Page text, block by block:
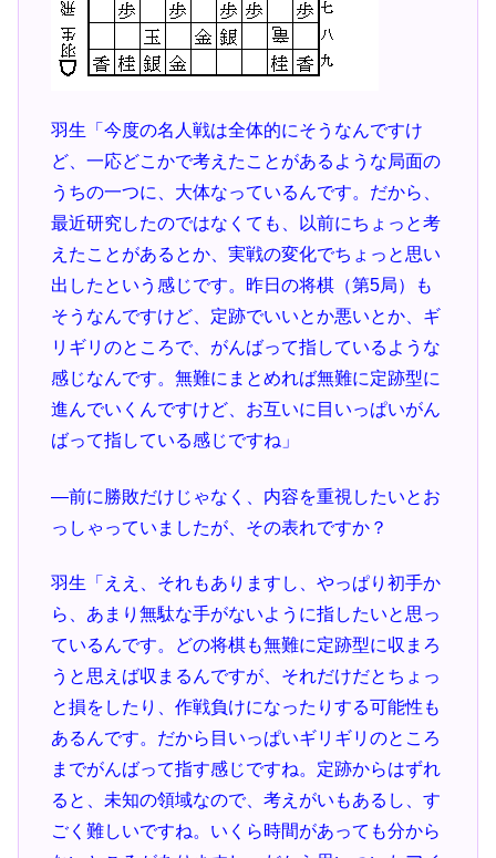
羽生「今度の名人戦は全体的にそうなんですけ
ど、一応どこかで考えたことがあるような局面の
うちの一つに、大体なっているんです。だから、
最近研究したのではなくても、以前にちょっと考
えたことがあるとか、実戦の変化でちょっと思い
出したという感じです。昨日の将棋（第5局）も
そうなんですけど、定跡でいいとか悪いとか、ギ
リギリのところで、がんばって指しているような
感じなんです。無難にまとめれば無難に定跡型に
進んでいくんですけど、お互いに目いっぱいがん
ばって指している感じですね」
―前に勝敗だけじゃなく、内容を重視したいとお
っしゃっていましたが、その表れですか？
羽生「ええ、それもありますし、やっぱり初手か
ら、あまり無駄な手がないように指したいと思っ
ているんです。どの将棋も無難に定跡型に収まろ
うと思えば収まるんですが、それだけだとちょっ
と損をしたり、作戦負けになったりする可能性も
あるんです。だから目いっぱいギリギリのところ
までがんばって指す感じですね。定跡からはずれ
ると、未知の領域なので、考えがいもあるし、す
ごく難しいですね。いくら時間があっても分から